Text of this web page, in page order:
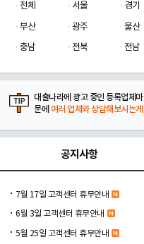
전체 서울 경기
부산
광주 울산
충남
전북 전남
대출나라에 광고 중인 등록업체
문에 여러 업체와 상담해보시는게
공지사항
7월 17일 고객센터 휴무안내
6월 3일 고객센터 휴무안내
5월 25일 고객센터 휴무안내